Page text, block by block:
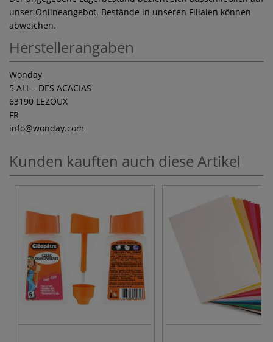
unser Onlineangebot. Bestände in unseren Filialen können
abweichen.
Herstellerangaben
Wonday
5 ALL - DES ACACIAS
63190 LEZOUX
FR
info@wonday.com
Kunden kauften auch diese Artikel